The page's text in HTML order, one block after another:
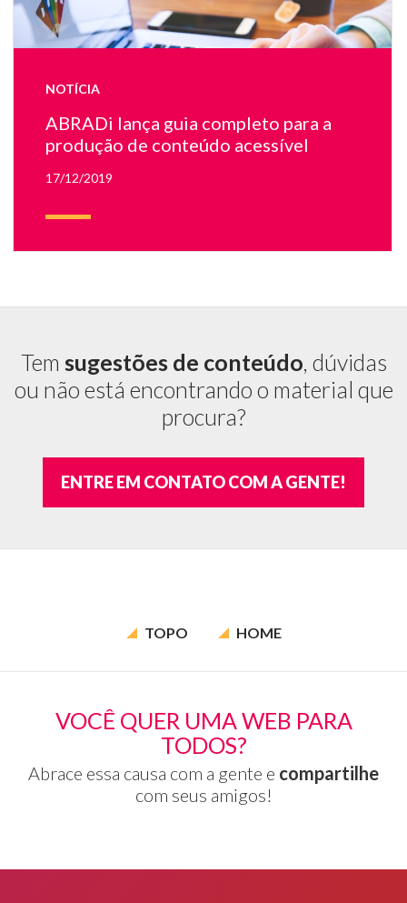
NOTÍCIA
ABRADi lança guia completo para a
produção de conteúdo acessível
17/12/2019
Tem sugestões de conteúdo , dúvidas
ou não está encontrando o material que
procura?
ENTRE EM CONTATO COM A GENTE!
TOPO HOME
VOCÊ QUER UMA WEB PARA
TODOS?
Abrace essa causa com a gente e compartilhe
com seus amigos!